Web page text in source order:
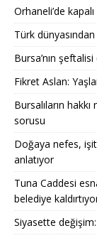
Orhaneli’de
Türk
Bursa’nın
Fikret Aslan:
Bursalıların
sorusu
Doğaya nefes,
anlatıyor
Tuna Caddesi
belediye
Siyasette değişim: